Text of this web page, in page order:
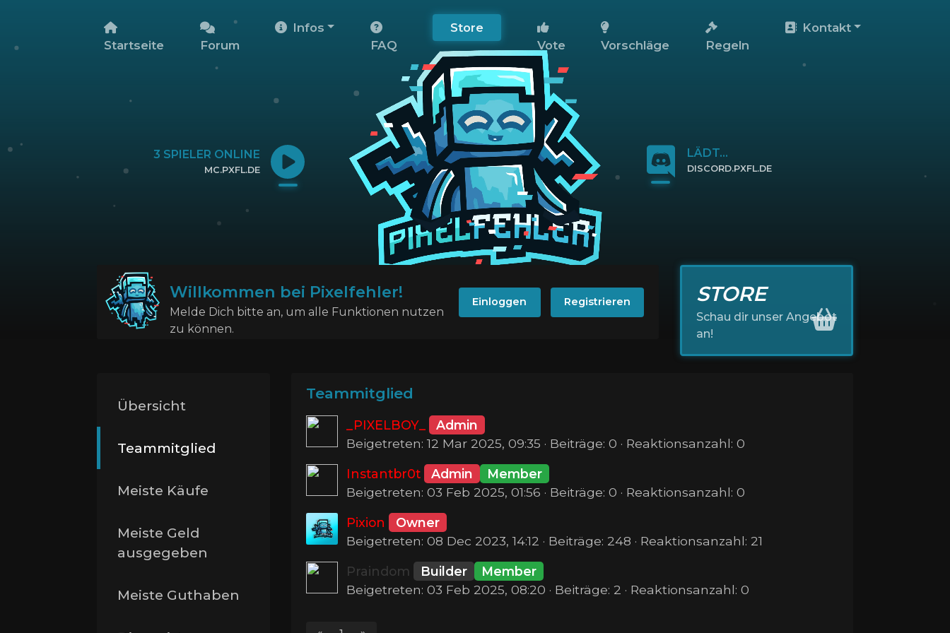
Startseite Forum
Infos
FAQ
Store
Vote
Vorschläge Regeln
Kontakt
3 SPIELER ONLINE
MC.PXFL.DE
LÄDT...
DISCORD.PXFL.DE
Willkommen bei Pixelfehler!
Melde Dich bitte an, um alle Funktionen nutzen
zu können.
Einloggen Registrieren STORE
Schau dir unser Angebot
an!
Übersicht
Teammitglied
Meiste Käufe
Meiste Geld
ausgegeben
Meiste Guthaben
Teammitglied
_PIXELBOY_
Admin
Beigetreten: 12 Mar 2025, 09:35 · Beiträge: 0 · Reaktionsanzahl: 0
Instantbr0t Admin
Member
Beigetreten: 03 Feb 2025, 01:56 · Beiträge: 0 · Reaktionsanzahl: 0
Pixion
Owner
Beigetreten: 08 Dec 2023, 14:12 · Beiträge: 248 · Reaktionsanzahl: 21
Praindom Builder
Member
Beigetreten: 03 Feb 2025, 08:20 · Beiträge: 2 · Reaktionsanzahl: 0